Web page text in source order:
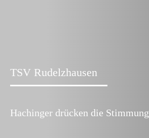
TSV Rudelzhausen
Hachinger drücken die Stimmung